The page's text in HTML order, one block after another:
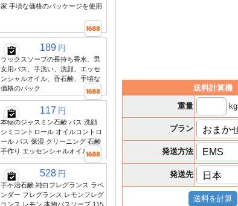
家 手頃な価格のパッケージを使用
189 円
ラックスソープの長持ち香水、男
女用バス、手洗い、洗顔、エッセ
ンシャルオイル、香石鹸、手頃な
価格のパック
117 円
本物のジャスミン石鹸 バス 洗顔
シミコントロール オイルコントロ
ール バス 保湿 クリーニング 石鹸
手作り エッセンシャルオイル
528 円
手不治石鹸 純白フレグランス ラベ
ンダー フレグランス レモンフレグ
ランス レモン 本物バスソープ 115
送料計算機
重量
kg
プラン
発送方法
発送先